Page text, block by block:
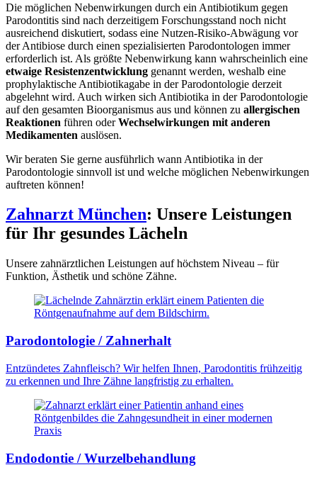
Die möglichen Nebenwirkungen durch ein Antibiotikum gegen
Parodontitis sind nach derzeitigem Forschungsstand noch nicht
ausreichend diskutiert, sodass eine Nutzen-Risiko-Abwägung vor
der Antibiose durch einen spezialisierten Parodontologen immer
erforderlich ist. Als größte Nebenwirkung kann wahrscheinlich eine
etwaige Resistenzentwicklung genannt werden, weshalb eine
prophylaktische Antibiotikagabe in der Parodontologie derzeit
abgelehnt wird. Auch wirken sich Antibiotika in der Parodontologie
auf den gesamten Bioorganismus aus und können zu allergischen
Reaktionen führen oderWechselwirkungen mit anderen
Medikamenten auslösen.
Wir beraten Sie gerne ausführlich wann Antibiotika in der
Parodontologie sinnvoll ist und welche möglichen Nebenwirkungen
auftreten können!
Zahnarzt München: Unsere Leistungen
für Ihr gesundes Lächeln
Unsere zahnärztlichen Leistungen auf höchstem Niveau – für
Funktion, Ästhetik und schöne Zähne.
Parodontologie / Zahnerhalt
Entzündetes Zahnfleisch? Wir helfen Ihnen, Parodontitis frühzeitig
zu erkennen und Ihre Zähne langfristig zu erhalten.
Endodontie / Wurzelbehandlung